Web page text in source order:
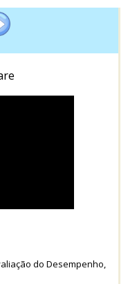
do Desempenho,